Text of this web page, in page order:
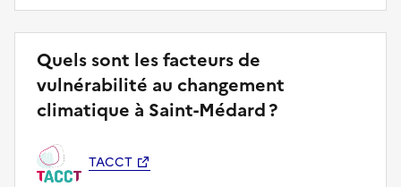
Quels sont les facteurs de
vulnérabilité au changement
climatique à Saint-Médard ?
TACCT